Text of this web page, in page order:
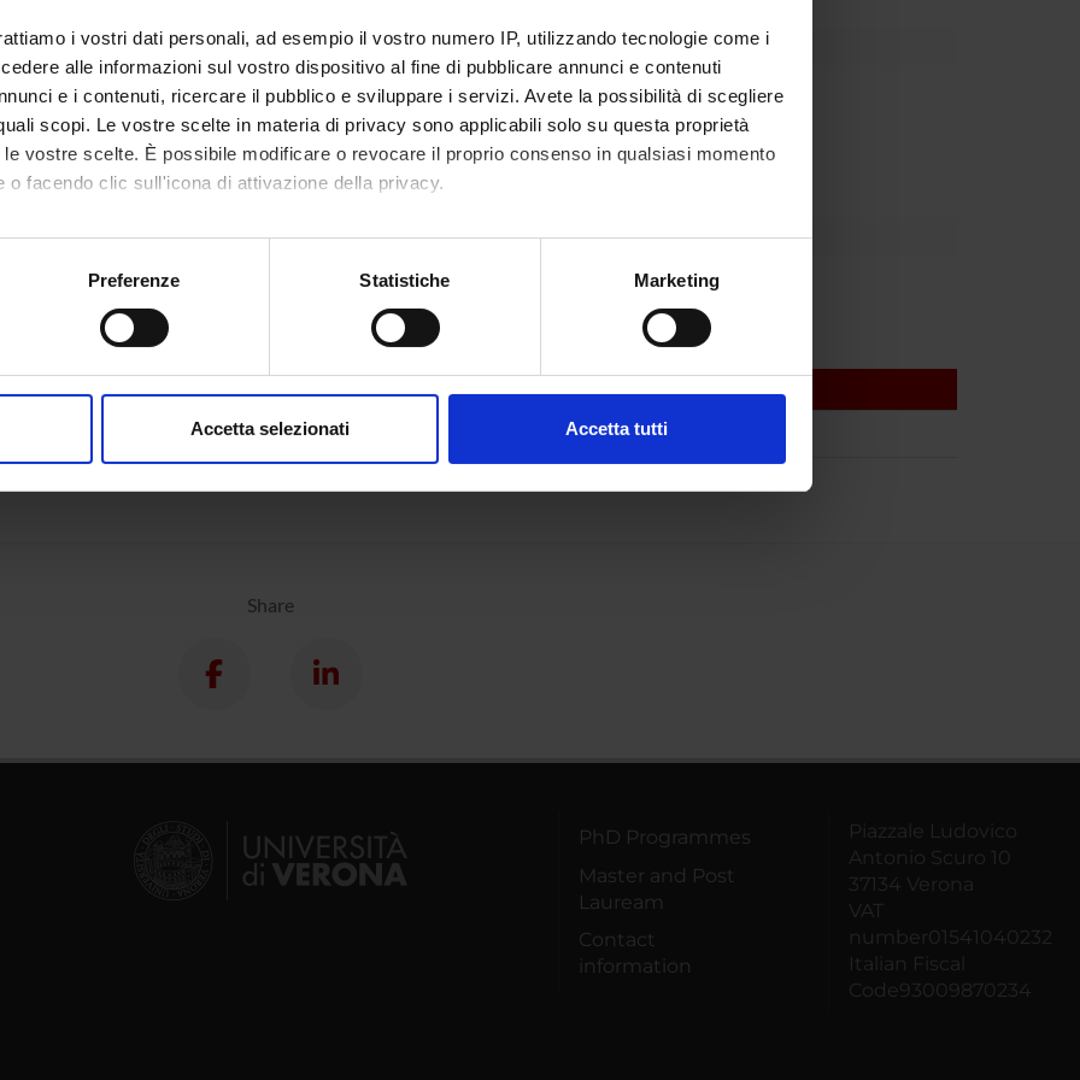
i vostri dati personali, ad esempio il vostro numero IP, utilizzando tecnologie come i
alle informazioni sul vostro dispositivo al fine di pubblicare annunci e contenuti
e i contenuti, ricercare il pubblico e sviluppare i servizi. Avete la possibilità di scegliere
scopi. Le vostre scelte in materia di privacy sono applicabili solo su questa proprietà
vostre scelte. È possibile modificare o revocare il proprio consenso in qualsiasi momento
o facendo clic sull'icona di attivazione della privacy.
anche:
sulla tua posizione geografica, con un'approssimazione di qualche metro,
in qualsiasi momento dalla Dichiarazione sui cookie.
Preferenze Statistiche Marketing
Accetta selezionati Accetta tutti
Funds:assigned and managed by the department
Syllabus:RICATENEO - Finanziamenti d'Ateneo per la Ricerca Scientifica
PARTICIPANTS
of Epidemiology and Medical Statistics
Share
PhD Programmes
Master and Post
Lauream
Contact
information
Piazzale Ludovico
Antonio Scuro 10
37134 Verona
VAT
number01541040232
Italian Fiscal
Code93009870234